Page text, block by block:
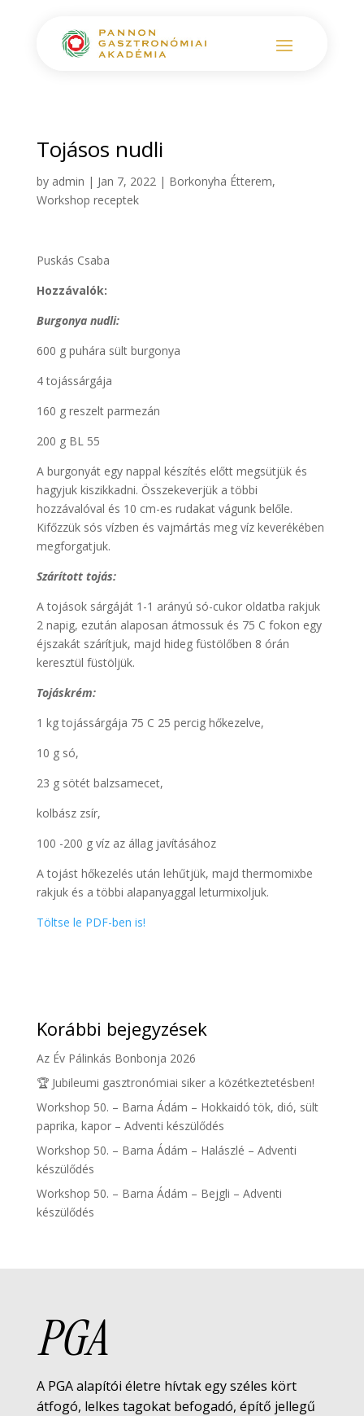
Tojásos nudli
by admin | Jan 7, 2022| Borkonyha Étterem,
Workshop receptek
Puskás Csaba
Hozzávalók:
Burgonya nudli:
600 g puhára sült burgonya
4 tojássárgája
160 g reszelt parmezán
200 g BL 55
A burgonyát egy nappal készítés előtt megsütjük és
hagyjuk kiszikkadni. Összekeverjük a többi
hozzávalóval és 10 cm-es rudakat vágunk belőle.
Kifőzzük sós vízben és vajmártás meg víz keverékében
megforgatjuk.
Szárított tojás:
A tojások sárgáját 1-1 arányú só-cukor oldatba rakjuk
2 napig, ezután alaposan átmossuk és 75 C fokon egy
éjszakát szárítjuk, majd hideg füstölőben 8 órán
keresztül füstöljük.
Tojáskrém:
1 kg tojássárgája 75 C 25 percig hőkezelve,
10 g só,
23 g sötét balzsamecet,
kolbász zsír,
100 -200 g víz az állag javításához
A tojást hőkezelés után lehűtjük, majd thermomixbe
rakjuk és a többi alapanyaggal leturmixoljuk.
Töltse le PDF-ben is!
Korábbi bejegyzések
Az Év Pálinkás Bonbonja 2026
🏆 Jubileumi gasztronómiai siker a közétkeztetésben!
Workshop 50. – Barna Ádám – Hokkaidó tök, dió, sült
paprika, kapor – Adventi készülődés
Workshop 50. – Barna Ádám – Halászlé – Adventi
készülődés
Workshop 50. – Barna Ádám – Bejgli – Adventi
készülődés
PGA
A PGA alapítói életre hívtak egy széles kört
átfogó, lelkes tagokat befogadó, építő jellegű